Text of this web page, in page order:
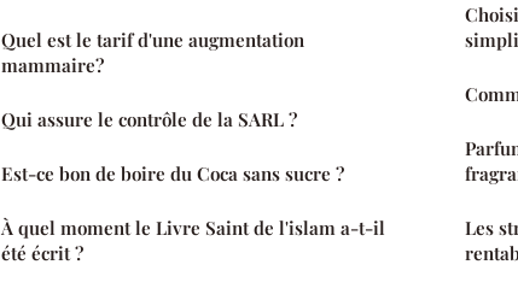
Quel est le tarif d'une augmentation
mammaire?
Qui assure le contrôle de la SARL ?
Est-ce bon de boire du Coca sans sucre ?
À quel moment le Livre Saint de l'islam a-t-il
été écrit ?
Les